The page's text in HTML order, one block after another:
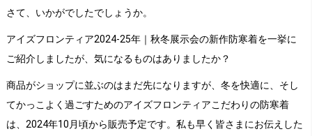
さて、いかがでしたでしょうか。
アイズフロンティア2024-25年｜秋冬展示会の新作防寒着を一挙に
ご紹介しましたが、気になるものはありましたか？
商品がショップに並ぶのはまだ先になりますが、冬を快適に、そし
てかっこよく過ごすためのアイズフロンティアこだわりの防寒着
は、2024年10月頃から販売予定です。私も早く皆さまにお伝えした